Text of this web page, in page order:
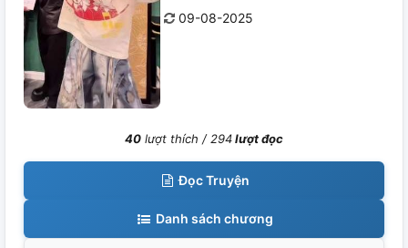
09-08-2025
40 lượt thích /294lượt đọc
Đọc Truyện
Danh sách chương